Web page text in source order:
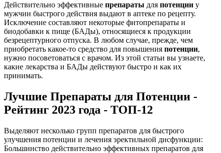
Действительно эффективные препараты для потенции у
мужчин быстрого действия выдают в аптеке по рецепту.
Исключение составляют некоторые фитопрепараты и
биодобавки к пище (БАДы), относящиеся к продукции
безрецептурного отпуска. В любом случае, прежде, чем
приобретать какое-то средство для повышения потенции,
нужно посоветоваться с врачом. Из этой статьи вы узнаете,
какие лекарства и БАДы действуют быстро и как их
принимать.
Лучшие Препараты для Потенции -
Рейтинг 2023 года - ТОП-12
Выделяют несколько групп препаратов для быстрого
улучшения потенции и лечения эректильной дисфункции:
Большинство действительно эффективных препаратов для